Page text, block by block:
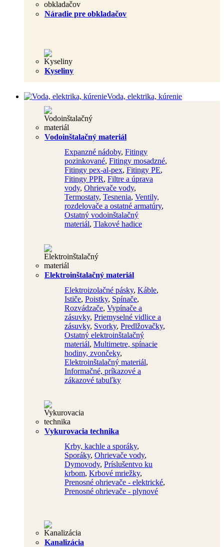
Náradie pre obkladačov
Kyseliny
Voda, elektrika, kúrenie
Vodoinštalačný materiál
Expanzné nádoby, Fitingy
pozinkované, Fitingy mosadzné,
Fitingy pex-al-pex, Fitingy PE,
Fitingy PPR, Filtre a úprava
vody, Ohrievače vody,
Termostaty, Tesnenia, Ventily,
rozdelovače a ostatné armatúry,
Ostatný vodoinštalačný
materiál, Tlakové hadice
Elektroinštalačný materiál
Elektroizolačné pásky, Káble,
Ističe, Poistky, Spínače,
Rozvádzače, Vypínače a
zásuvky, Priemyselné vidlice a
zásuvky, Svorky, Predlžovačky,
Ostatný elektroinštalačný
materiál, Multimetre, spínacie
hodiny, zvončeky,
Elektroinštalačný materiál,
Informačné, príkazové a
zákazové tabuľky
Vykurovacia technika
Krby, kachle a sporáky,
Sporáky, Ohrievače vody,
Dymovody, Príslušentvo ku
krbom, Krbové mriežky,
Prenosné ohrievače - elektrické,
Prenosné ohrievače - plynové
Kanalizácia